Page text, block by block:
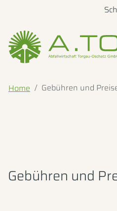
Home Gebühren und
Gebühren und